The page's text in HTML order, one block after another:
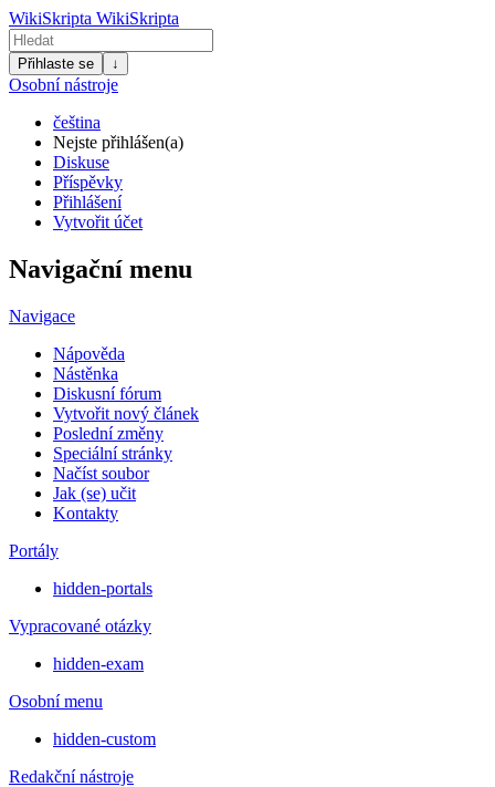
WikiSkripta WikiSkripta
Přihlaste se ↓
Osobní nástroje
čeština
Nejste přihlášen(a)
Diskuse
Příspěvky
Přihlášení
Vytvořit účet
Navigační menu
Navigace
Nápověda
Nástěnka
Diskusní fórum
Vytvořit nový článek
Poslední změny
Speciální stránky
Načíst soubor
Jak (se) učit
Kontakty
Portály
hidden-portals
Vypracované otázky
hidden-exam
Osobní menu
hidden-custom
Redakční nástroje